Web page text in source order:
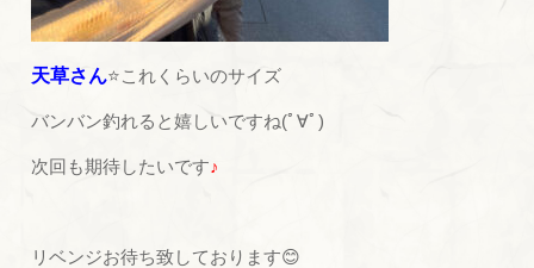
天草さん⭐これくらいのサイズ
バンバン釣れると嬉しいですね(ﾟ∀ﾟ)
次回も期待したいです♪
リベンジお待ち致しております😊